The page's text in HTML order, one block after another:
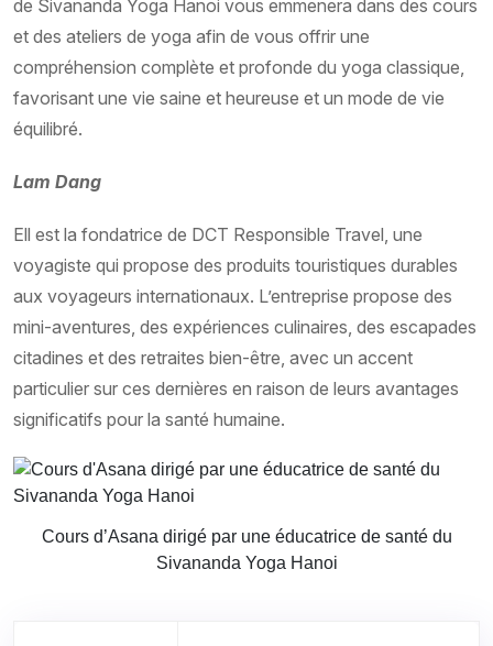
de Sivananda Yoga Hanoi vous emmenera dans des cours
et des ateliers de yoga afin de vous offrir une
compréhension complète et profonde du yoga classique,
favorisant une vie saine et heureuse et un mode de vie
équilibré.
Lam Dang
Ell est la fondatrice de DCT Responsible Travel, une
voyagiste qui propose des produits touristiques durables
aux voyageurs internationaux. L’entreprise propose des
mini-aventures, des expériences culinaires, des escapades
citadines et des retraites bien-être, avec un accent
particulier sur ces dernières en raison de leurs avantages
significatifs pour la santé humaine.
Cours d’Asana dirigé par une éducatrice de santé du
Sivananda Yoga Hanoi